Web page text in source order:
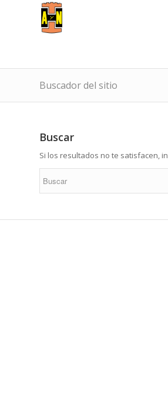
Buscador del sitio
Buscar
Si los resultados no te satisfacen,